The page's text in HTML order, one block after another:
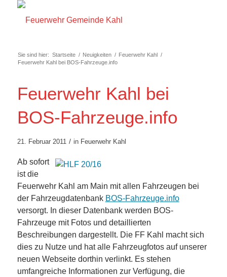
Sie sind hier: Startseite / Neuigkeiten / Feuerwehr Kahl /
Feuerwehr Kahl bei BOS-Fahrzeuge.info
Feuerwehr Kahl bei
BOS-Fahrzeuge.info
21. Februar 2011 / in Feuerwehr Kahl
Ab sofort
ist die
Feuerwehr Kahl am Main mit allen Fahrzeugen bei
der Fahrzeugdatenbank BOS-Fahrzeuge.info
versorgt. In dieser Datenbank werden BOS-
Fahrzeuge mit Fotos und detaillierten
Beschreibungen dargestellt. Die FF Kahl macht sich
dies zu Nutze und hat alle Fahrzeugfotos auf unserer
neuen Webseite dorthin verlinkt. Es stehen
umfangreiche Informationen zur Verfügung, die